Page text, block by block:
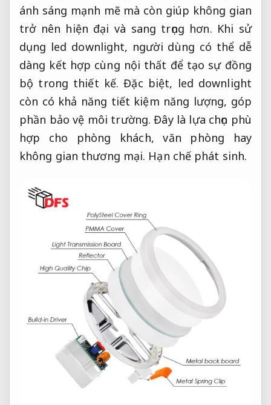
ánh sáng mạnh mẽ mà còn giúp không gian
trở nên hiện đại và sang trọng hơn. Khi sử
dụng led downlight, người dùng có thể dễ
dàng kết hợp cùng nội thất để tạo sự đồng
bộ trong thiết kế. Đặc biệt, led downlight
còn có khả năng tiết kiệm năng lượng, góp
phần bảo vệ môi trường. Đây là lựa chọn phù
hợp cho phòng khách, văn phòng hay
không gian thương mại. Hạn chế phát sinh.